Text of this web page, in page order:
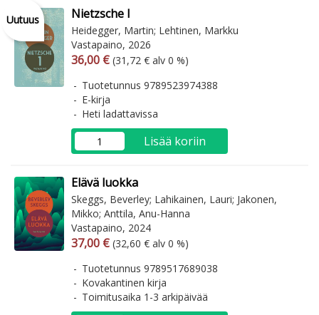
Uutuus Nietzsche I
Heidegger, Martin; Lehtinen, Markku
Vastapaino, 2026
Arvonlisäverollinen hinta
36,00 € Arvonlisäveroton hinta
(31,72 € alv 0 %)
Tuotetunnus 9789523974388
E-kirja
Heti ladattavissa
Lisää koriin
Elävä luokka
Skeggs, Beverley; Lahikainen, Lauri; Jakonen,
Mikko; Anttila, Anu-Hanna
Vastapaino, 2024
Arvonlisäverollinen hinta
37,00 € Arvonlisäveroton hinta
(32,60 € alv 0 %)
Tuotetunnus 9789517689038
Kovakantinen kirja
Toimitusaika 1-3 arkipäivää